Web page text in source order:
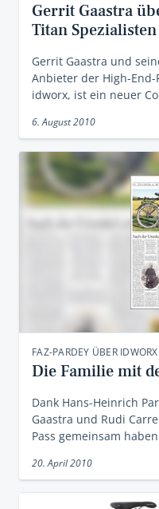
Gerrit Gaastra
Titan Spezialisten
Gerrit Gaastra und
Anbieter der High-
idworx, ist ein neuer
6. August 2010
FAZ-PARDEY ÜBER
Die Familie mit
Dank Hans-Heinrich
Gaastra und Rudi
Pass gemeinsam
20. April 2010